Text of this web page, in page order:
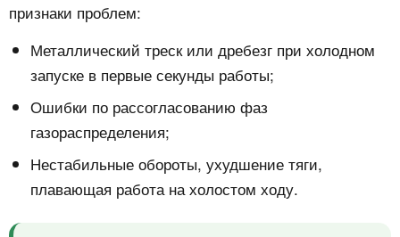
признаки проблем:
Металлический треск или дребезг при холодном
запуске в первые секунды работы;
Ошибки по рассогласованию фаз
газораспределения;
Нестабильные обороты, ухудшение тяги,
плавающая работа на холостом ходу.